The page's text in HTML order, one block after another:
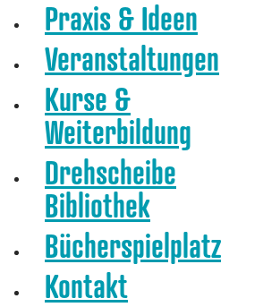
Praxis & Ideen
Veranstaltungen
Kurse &
Weiterbildung
Drehscheibe
Bibliothek
Bücherspielplatz
Kontakt